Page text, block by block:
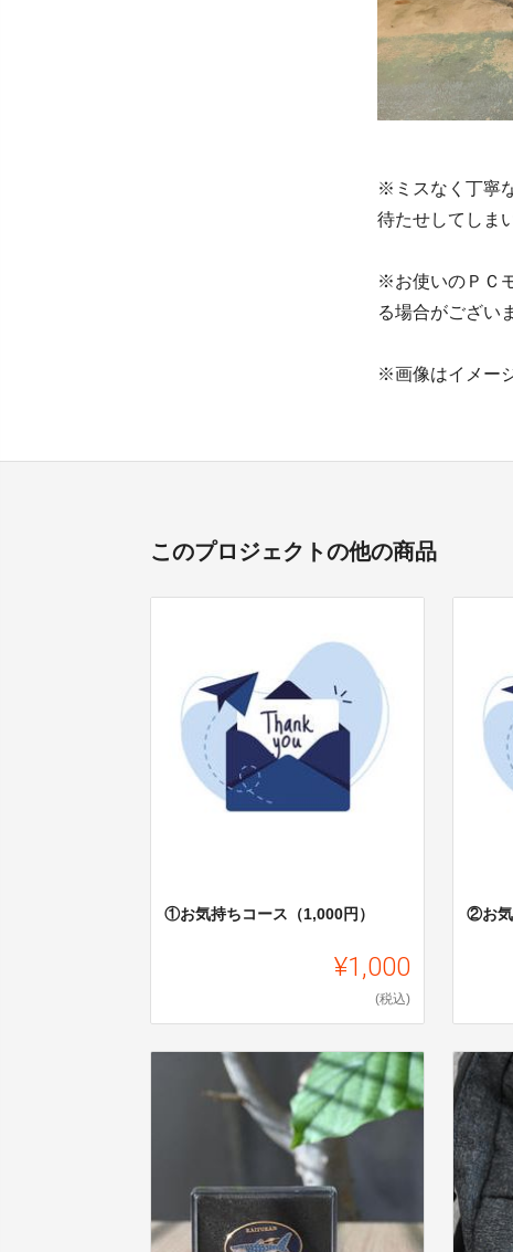
※ミスなく丁寧
待たせしてしま
※お使いのＰＣ
る場合がござい
※画像はイメー
このプロジェクトの他の商品
①お気持ちコース（1,000円）
¥1,000
(税込)
②お気